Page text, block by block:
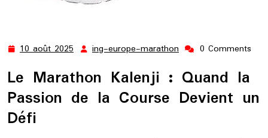
10 août 2025 10
2025
ing-europe-marathon ing-
marathon
0 Comments
Le Marathon Kalenji : Quand la
Passion de la Course Devient un
Défi